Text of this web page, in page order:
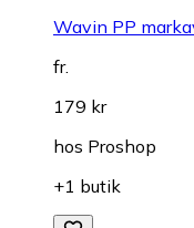
Wavin PP
fr.
179 kr
hos Proshop
+1 butik